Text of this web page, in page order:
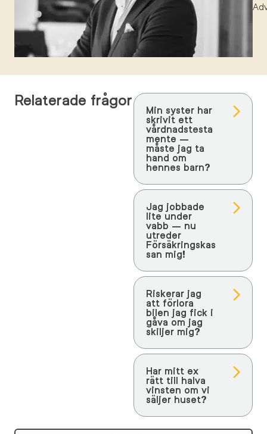
Relaterade frågor
Min syster har
skrivit ett
vårdnadstesta
mente –
måste jag ta
hand om
hennes barn?
Jag jobbade
lite under
vabb – nu
utreder
Försäkringskas
san mig!
Riskerar jag
att förlora
bilen jag fick i
gåva om jag
skiljer mig?
Har mitt ex
rätt till halva
vinsten om vi
säljer huset?